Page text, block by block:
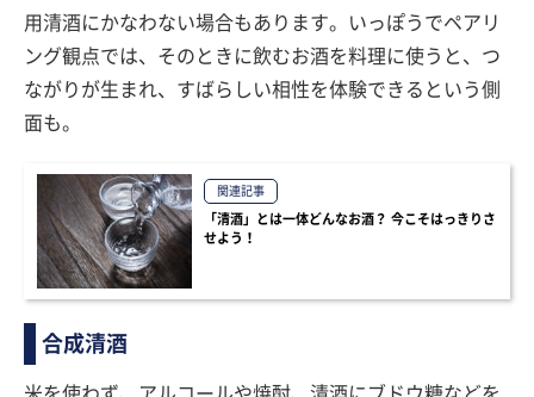
用清酒にかなわない場合もあります。いっぽうでペアリ
ング観点では、そのときに飲むお酒を料理に使うと、つ
ながりが生まれ、すばらしい相性を体験できるという側
面も。
関連記事
「清酒」とは一体どんなお酒？ 今こそはっきりさ
せよう！
合成清酒
米を使わず、アルコールや焼酎、清酒にブドウ糖などを